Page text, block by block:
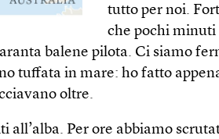
tutto per noi.
che pochi minuti
balene pilota. Ci siamo
tuffata in mare: ho fatto
oltre.
all’alba. Per ore abbiamo